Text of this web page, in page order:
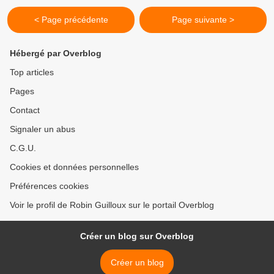
< Page précédente Page suivante >
Hébergé par Overblog
Top articles
Pages
Contact
Signaler un abus
C.G.U.
Cookies et données personnelles
Préférences cookies
Voir le profil de Robin Guilloux sur le portail Overblog
Créer un blog sur Overblog
Créer un blog